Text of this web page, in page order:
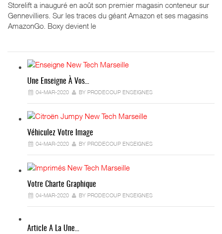
Storelift a inauguré en août son premier magasin conteneur sur
Gennevilliers. Sur les traces du géant Amazon et ses magasins
AmazonGo. Boxy devient le
Une Enseigne À Vos…
04-MAR-2020 BY PRODECOUP ENSEIGNES
Véhiculez Votre Image
04-MAR-2020 BY PRODECOUP ENSEIGNES
Votre Charte Graphique
04-MAR-2020 BY PRODECOUP ENSEIGNES
Article A La Une…